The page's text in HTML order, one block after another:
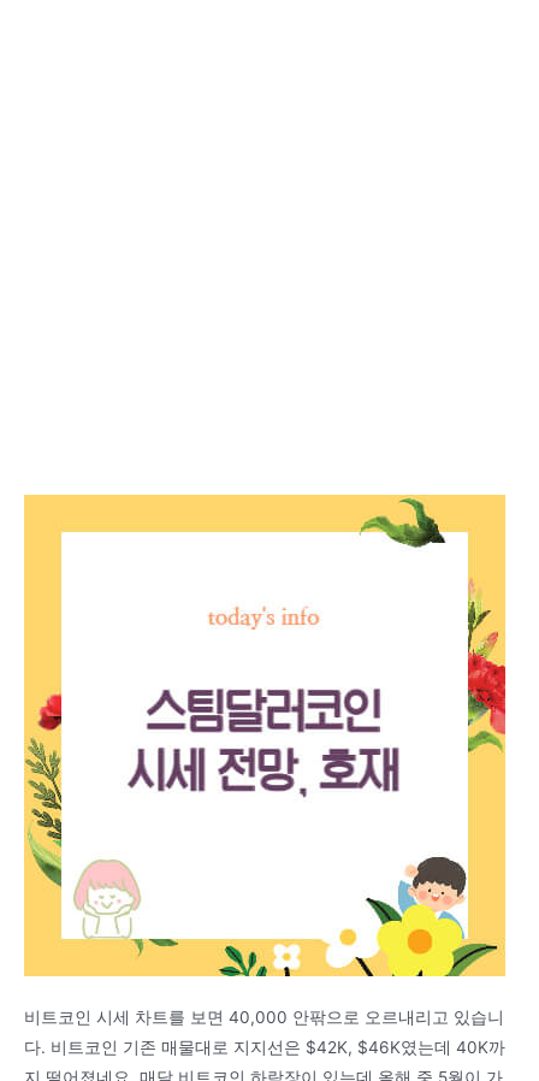
비트코인 시세 차트를 보면 40,000 안팎으로 오르내리고 있습니
다. 비트코인 기존 매물대로 지지선은 $42K, $46K였는데 40K까